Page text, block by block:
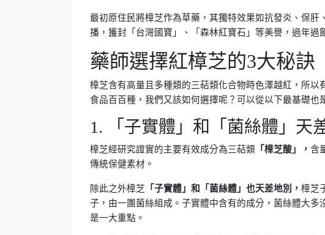
最初原住民將樟芝作為草藥，其獨特效果如抗發炎、保
播，獲封「台灣國寶」、「森林紅寶石」等美譽，過年
藥師選擇紅樟芝的3大秘訣
樟芝含有高量且多種類的三萜類化合物時色澤越紅，所
食品百百種，我們又該如何選擇呢？可以從以下最基礎也
1. 「子實體」和「菌絲體」天
樟芝經研究證實的主要有效成分為三萜類 「樟芝酸」， 含
傳統保健素材。
除此之外樟芝 「子實體」和「菌絲體」也天差地別， 樟芝
子，由一團菌絲組成。子實體中含有的成分，菌絲體大
是一大重點。